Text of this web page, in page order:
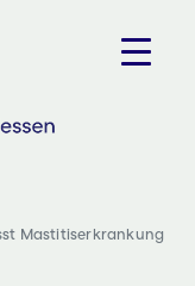
Mastitiserkrankung